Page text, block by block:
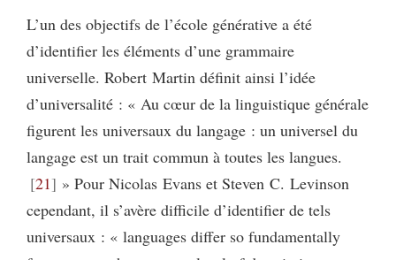
L’un des objectifs de l’école générative a été
d’identifier les éléments d’une grammaire
universelle. Robert Martin définit ainsi l’idée
d’universalité : « Au cœur de la linguistique générale
figurent les universaux du langage : un universel du
langage est un trait commun à toutes les langues.
21
» Pour Nicolas Evans et Steven C. Levinson
cependant, il s’avère difficile d’identifier de tels
universaux : « languages differ so fundamentally